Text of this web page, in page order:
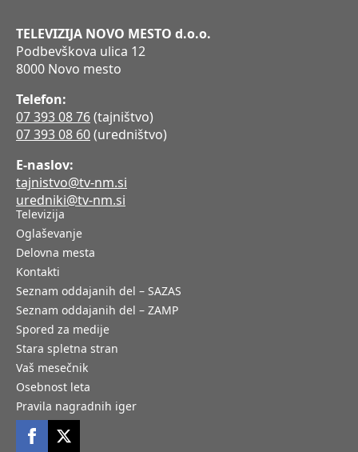
TELEVIZIJA NOVO MESTO d.o.o.
Podbevškova ulica 12
8000 Novo mesto
Telefon:
07 393 08 76(tajništvo)
07 393 08 60(uredništvo)
E-naslov:
tajnistvo@tv-nm.si
uredniki@tv-nm.si
Televizija
Oglaševanje
Delovna mesta
Kontakti
Seznam oddajanih del – SAZAS
Seznam oddajanih del – ZAMP
Spored za medije
Stara spletna stran
Vaš mesečnik
Osebnost leta
Pravila nagradnih iger